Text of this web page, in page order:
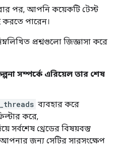
পর, আপনি কয়েকটি টেস্ট
করতে পারেন।
প্রশ্নগুলো জিজ্ঞাসা করে
সম্পর্কে এরিয়েল তার শেষ
ব্যবহার করে
করে,
সর্বশেষ থ্রেডের বিষয়বস্তু
জন্য সেটির সারসংক্ষেপ